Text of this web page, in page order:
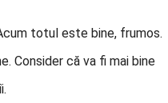
totul este bine, frumos.
Consider că va fi mai bine